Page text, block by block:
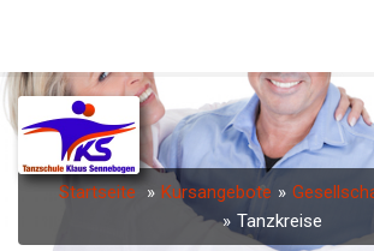
Startseite Kursangebote
Tanzkreise